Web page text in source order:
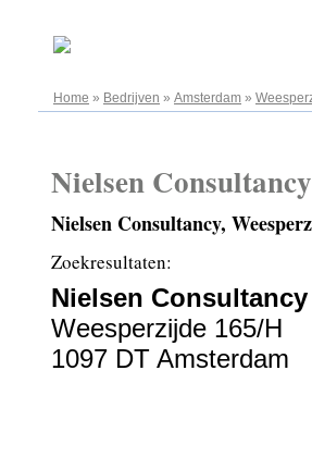
Home » Bedrijven » Amsterdam »
Nielsen Consultancy
Nielsen Consultancy,
Zoekresultaten:
Nielsen Consultancy
Weesperzijde 165/H
1097 DT Amsterdam